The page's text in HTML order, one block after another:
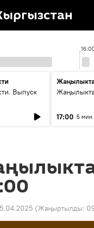
Выпуск
17:00 5 мин
(Жаңыртылды: